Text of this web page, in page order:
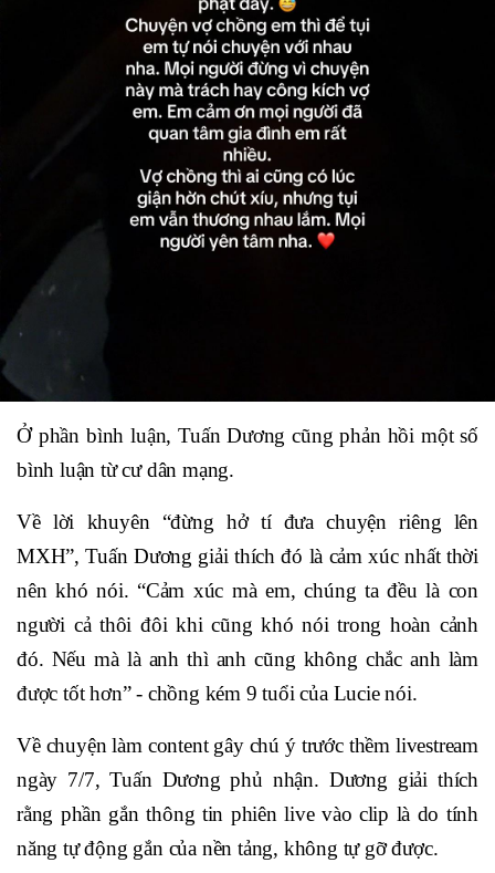
Ở phần bình luận, Tuấn Dương cũng phản hồi một số
bình luận từ cư dân mạng.
Về lời khuyên “đừng hở tí đưa chuyện riêng lên
MXH”, Tuấn Dương giải thích đó là cảm xúc nhất thời
nên khó nói. “Cảm xúc mà em, chúng ta đều là con
người cả thôi đôi khi cũng khó nói trong hoàn cảnh
đó. Nếu mà là anh thì anh cũng không chắc anh làm
được tốt hơn” - chồng kém 9 tuổi của Lucie nói.
Về chuyện làm content gây chú ý trước thềm livestream
ngày 7/7, Tuấn Dương phủ nhận. Dương giải thích
rằng phần gắn thông tin phiên live vào clip là do tính
năng tự động gắn của nền tảng, không tự gỡ được.